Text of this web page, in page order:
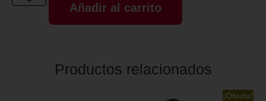
Añadir al carrito
Productos relacionados
¡Oferta!